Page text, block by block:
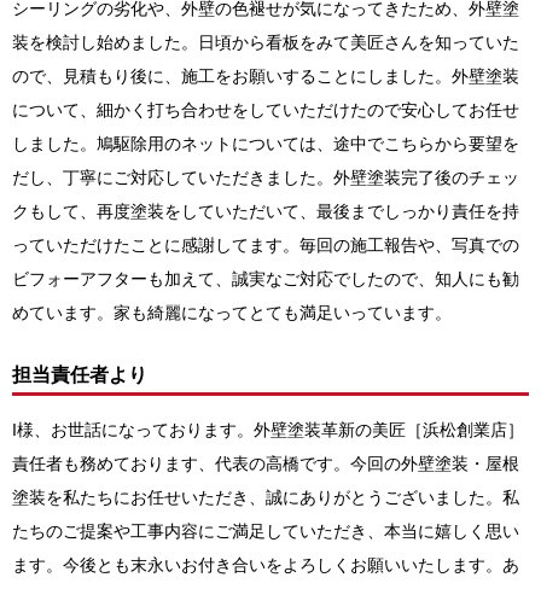
シーリングの劣化や、外壁の色褪せが気になってきたため、外壁塗
装を検討し始めました。日頃から看板をみて美匠さんを知っていた
ので、見積もり後に、施工をお願いすることにしました。外壁塗装
について、細かく打ち合わせをしていただけたので安心してお任せ
しました。鳩駆除用のネットについては、途中でこちらから要望を
だし、丁寧にご対応していただきました。外壁塗装完了後のチェッ
クもして、再度塗装をしていただいて、最後までしっかり責任を持
っていただけたことに感謝してます。毎回の施工報告や、写真での
ビフォーアフターも加えて、誠実なご対応でしたので、知人にも勧
めています。家も綺麗になってとても満足いっています。
担当責任者より
I様、お世話になっております。外壁塗装革新の美匠［浜松創業店］
責任者も務めております、代表の高橋です。今回の外壁塗装・屋根
塗装を私たちにお任せいただき、誠にありがとうございました。私
たちのご提案や工事内容にご満足していただき、本当に嬉しく思い
ます。今後とも末永いお付き合いをよろしくお願いいたします。あ